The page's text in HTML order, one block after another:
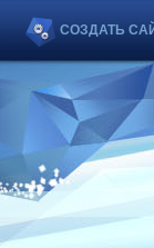
СОЗДАТЬ